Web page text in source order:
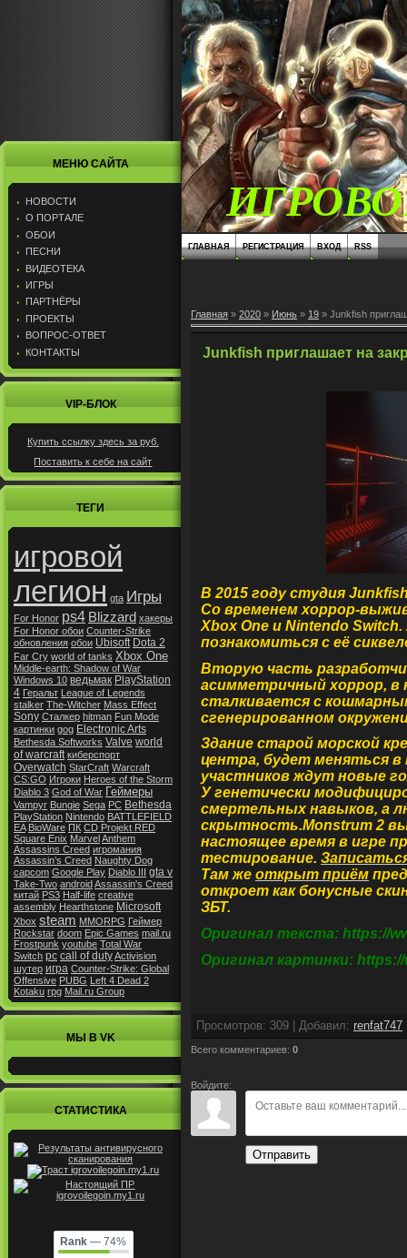
МЕНЮ САЙТА
НОВОСТИ
О ПОРТАЛЕ
ОБОИ
ПЕСНИ
ВИДЕОТЕКА
ИГРЫ
ПАРТНЁРЫ
ПРОЕКТЫ
ВОПРОС-ОТВЕТ
КОНТАКТЫ
VIP-БЛОК
Купить ссылку здесь за руб.
Поставить к себе на сайт
ТЕГИ
игровой
легион gta Игры
For Honor ps4 Blizzard хакеры
For Honor обои Counter-Strike
обновления обои Ubisoft Dota 2
Far Cry world of tanks Xbox One
Middle-earth: Shadow of War
Windows 10 ведьмак PlayStation
4 Геральт League of Legends
stalker The-Witcher Mass Effect
Sony Сталкер hitman Fun Mode
картинки gog Electronic Arts
Bethesda Softworks Valve world
of warcraft киберспорт
Overwatch StarCraft Warcraft
CS:GO Игроки Heroes of the Storm
Diablo 3 God of War Геймеры
Vampyr Bungie Sega РС Bethesda
PlayStation Nintendo BATTLEFIELD
EA BioWare ПК CD Projekt RED
Square Enix MarvelAnthem
Assassins Creed игромания
Assassin’s Creed Naughty Dog
capcom Google Play Diablo III gta v
Take-Two androidAssassin's Creed
китай PS3 Half-life creative
assembly Hearthstone Microsoft
Xbox steam MMORPG Геймер
Rockstar doom Epic Games mail.ru
Frostpunk youtube Total War
Switch pc call of dutyActivision
шутер игра Counter-Strike: Global
Offensive PUBG Left 4 Dead 2
Kotaku rpg Mail.ru Group
МЫ В VK
СТАТИСТИКА
Rank — 74%
ГЛАВНАЯ РЕГИСТРАЦИЯ ВХОД RSS
Главная » 2020 » Июнь » 19 » Junkfish
Junkfish приглашает на
В 2015 году студия
Со временем хоррор-
Xbox One и Nintendo
познакомиться с её
Вторую часть
асимметричный хоррор, в
сталкивается с
сгенерированном
Здание старой морской
центра, будет меняться в
участников ждут новые
У генетически
смертельных навыков, а
скрытность.Monstrum 2
настоящее время в игре
тестирование.
Там же открыт приём
откроет как бонусные
ЗБТ.
Оригинал текста: https://
Оригинал картинки: https://
Просмотров: 309 | Добавил: renfat747
Всего комментариев: 0
Войдите:
Отправить